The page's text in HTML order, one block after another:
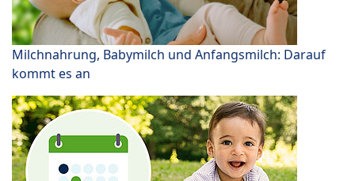
Milchnahrung, Babymilch und Anfangsmilch: Darauf
kommt es an